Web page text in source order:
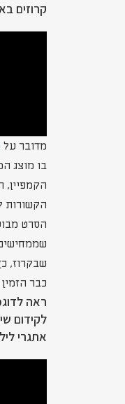
קרוזים
מדובר על
בו מוצג
הקמפיין,
הקשורות
הסרט
שבקרוז,
כבר
ראה
לקידום
אתגרי